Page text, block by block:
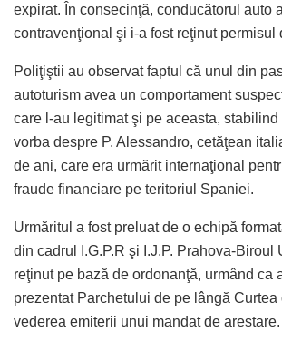
expirat. În consecinţă, conducătorul auto
contravenţional şi i-a fost reţinut permisul
Poliţiştii au observat faptul că unul din
autoturism avea un comportament
care l-au legitimat şi pe aceasta, stabilind
vorba despre P. Alessandro, cetăţean
de ani, care era urmărit internaţional
fraude financiare pe teritoriul Spaniei.
Urmăritul a fost preluat de o echipă
din cadrul I.G.P.R şi I.J.P. Prahova-Biroul
reţinut pe bază de ordonanţă, urmând ca
prezentat Parchetului de pe lângă Curtea
vederea emiterii unui mandat de arestare.